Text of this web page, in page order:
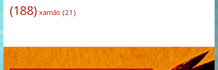
(188) xamãs (21)